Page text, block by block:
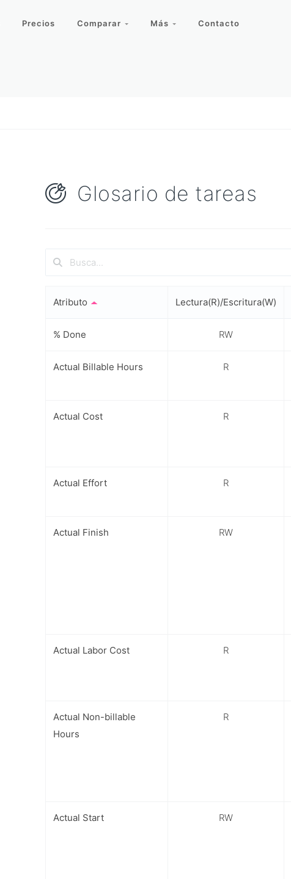
Precios Comparar Más Contacto
Glosario de tareas
Atributo Lectura(R)/Escritura(W)
% Done RW
Actual Billable Hours R
Actual Cost R
Actual Effort R
Actual Finish RW
Actual Labor Cost R
Actual Non-billable
Hours
R
Actual Start RW